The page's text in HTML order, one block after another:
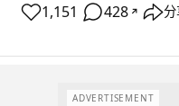
1,151 428 ↗
ADVERTISEMENT